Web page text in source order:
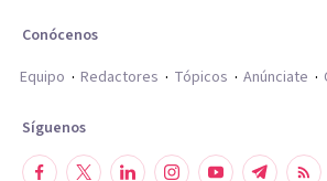
Conócenos
Equipo
Redactores Tópicos Anúnciate
Síguenos